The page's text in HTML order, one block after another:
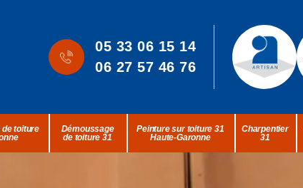
05 33 06 15 14
06 27 57 46 76
toiture
Démoussage
de toiture 31
Peinture sur toiture 31
Haute-Garonne
Charpentier
31